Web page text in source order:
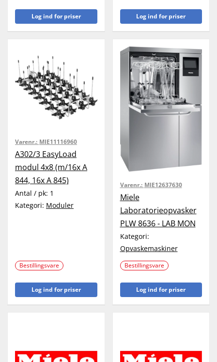
Log ind for priser Log ind for priser
Varenr.: MIE11116960
A302/3 EasyLoad
modul 4x8 (m/16x A
844, 16x A 845)
Antal / pk: 1
Kategori: Moduler
Bestillingsvare
Log ind for priser
Varenr.: MIE12637630
Miele
Laboratorieopvasker
PLW 8636 - LAB MON
Kategori:
Opvaskemaskiner
Bestillingsvare
Log ind for priser